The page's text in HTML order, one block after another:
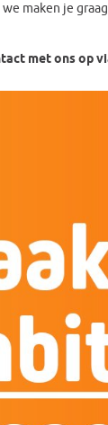
maken je
met ons op